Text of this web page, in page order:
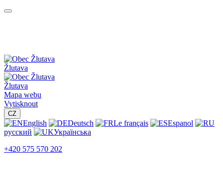
Žlutava
Žlutava
Mapa webu
Vytisknout
CZ
English Deutsch Le français
Espanol
русский
Українська
+420 575 570 202